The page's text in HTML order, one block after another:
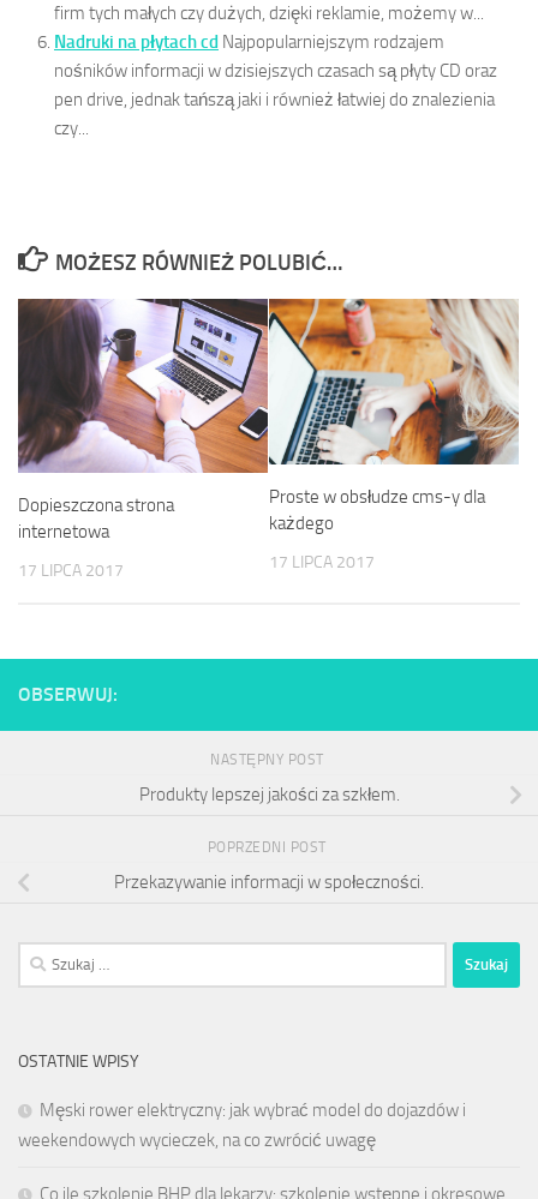
firm tych małych czy dużych, dzięki reklamie, możemy w...
Nadruki na płytach cd Najpopularniejszym rodzajem
nośników informacji w dzisiejszych czasach są płyty CD oraz
pen drive, jednak tańszą jaki i również łatwiej do znalezienia
czy...
MOŻESZ RÓWNIEŻ POLUBIĆ…
Dopieszczona strona
internetowa
17 LIPCA 2017
Proste w obsłudze cms-y dla
każdego
17 LIPCA 2017
OBSERWUJ:
NASTĘPNY POST
Produkty lepszej jakości za szkłem.
POPRZEDNI POST
Przekazywanie informacji w społeczności.
Szukaj:
OSTATNIE WPISY
Męski rower elektryczny: jak wybrać model do dojazdów i
weekendowych wycieczek, na co zwrócić uwagę
Co ile szkolenie BHP dla lekarzy: szkolenie wstępne i okresowe